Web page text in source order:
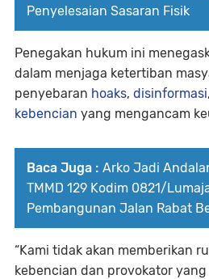
Penyelesaian Sasaran Fisik
Penegakan hukum ini
dalam menjaga ketertiban
penyebaran hoaks, disinformasi
kebencian yang mengancam
Baca Juga : Arko Jadi
TMMD 129 Kodim 0821/
Pembangunan Jalan Rabat
“Kami tidak akan memberikan
kebencian dan provokator